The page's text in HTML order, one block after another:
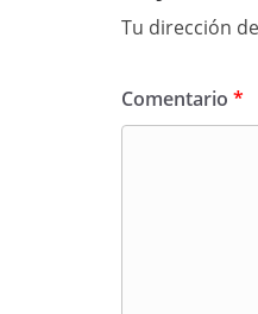
Tu dirección
Comentario *